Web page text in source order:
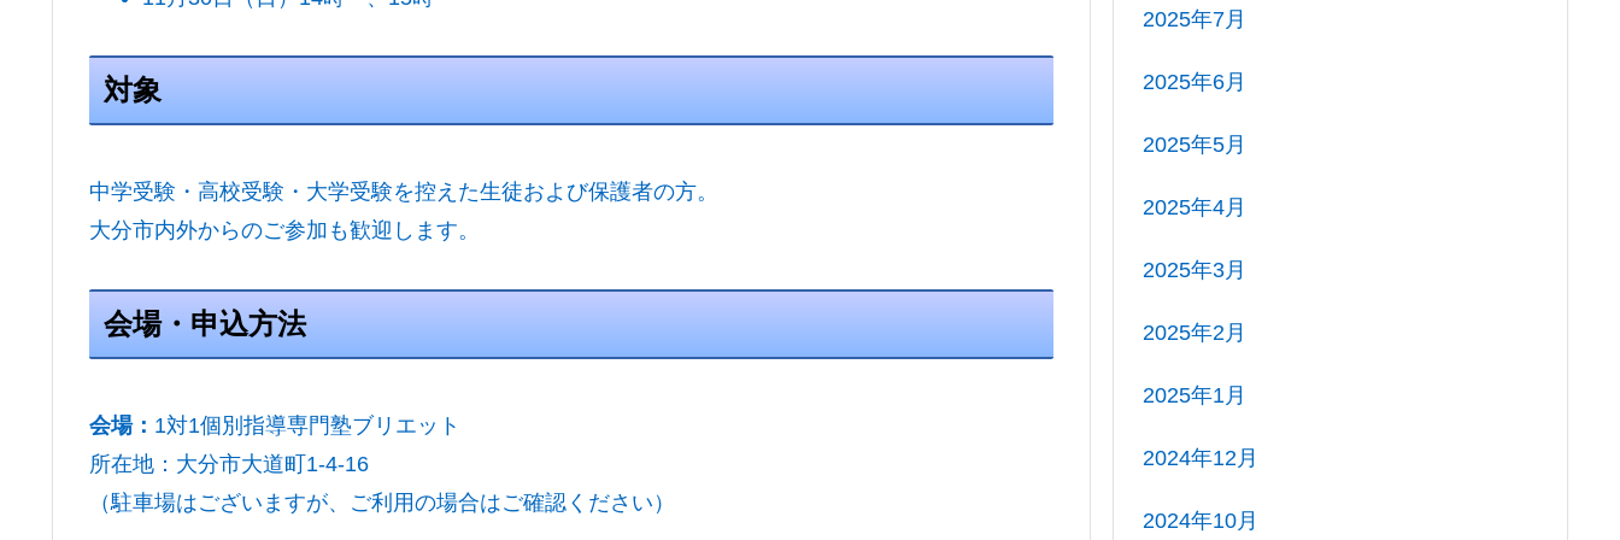
対象
中学受験・高校受験・大学受験を控えた生徒および保護者の方。
大分市内外からのご参加も歓迎します。
会場・申込方法
会場： 1対1個別指導専門塾ブリエット
所在地：大分市大道町1-4-16
（駐車場はございますが、ご利用の場合はご確認ください）
2025年7月
2025年6月
2025年5月
2025年4月
2025年3月
2025年2月
2025年1月
2024年12月
2024年10月